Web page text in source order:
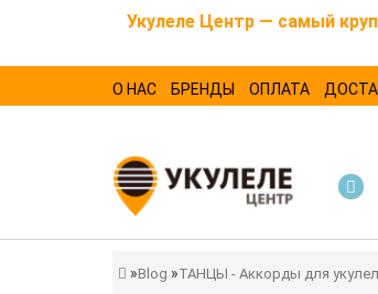
Укулеле Центр — самый
О НАС БРЕНДЫ ОПЛАТА
Blog ТАНЦЫ - Аккорды для